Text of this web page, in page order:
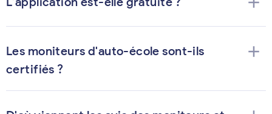
Les moniteurs d'auto-école sont-ils
certifiés ?
add